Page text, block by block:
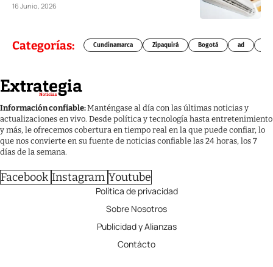
16 Junio, 2026
Categorías: Cundinamarca Zipaquirá Bogotá ad
Información confiable:Manténgase al día con las últimas noticias y
actualizaciones en vivo. Desde política y tecnología hasta entretenimiento
y más, le ofrecemos cobertura en tiempo real en la que puede confiar, lo
que nos convierte en su fuente de noticias confiable las 24 horas, los 7
días de la semana.
Facebook Instagram Youtube
Política de privacidad
Sobre Nosotros
Publicidad y Alianzas
Contácto